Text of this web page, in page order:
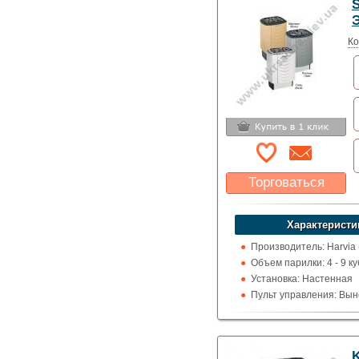
Торговаться
Какая цена Вас
устроит?
Указать цену
Производитель:
Объем парилки: 4 - 9
Установка: Настенная
Пульт управления:
100 град.)